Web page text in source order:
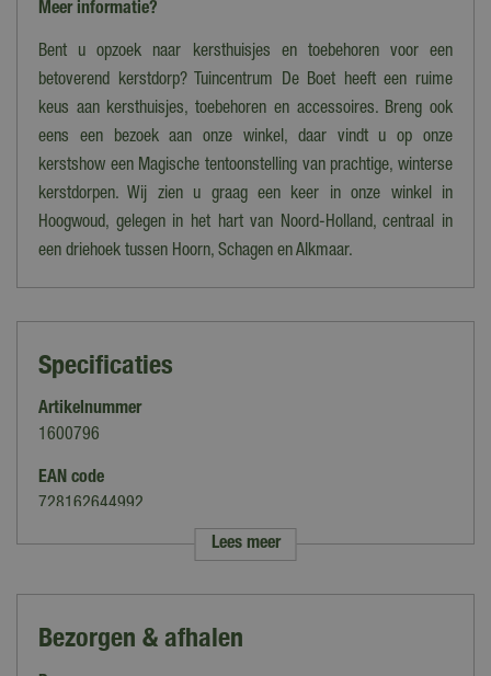
Meer informatie?
Bent u opzoek naar kersthuisjes en toebehoren voor een
betoverend kerstdorp? Tuincentrum De Boet heeft een ruime
keus aan kersthuisjes, toebehoren en accessoires. Breng ook
eens een bezoek aan onze winkel, daar vindt u op onze
kerstshow een Magische tentoonstelling van prachtige, winterse
kerstdorpen. Wij zien u graag een keer in onze winkel in
Hoogwoud, gelegen in het hart van Noord-Holland, centraal in
een driehoek tussen Hoorn, Schagen en Alkmaar.
Specificaties
Artikelnummer
1600796
EAN code
728162644992
Merk
Adapters & Verlichting
Lees meer
Bezorgen & afhalen